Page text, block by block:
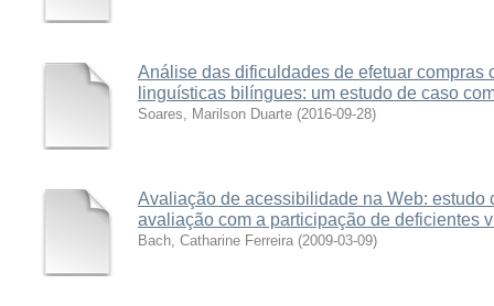
Análise das dificuldades de efetuar compras
linguísticas bilíngues: um estudo de caso
Soares, Marilson Duarte (2016-09-28)
Avaliação de acessibilidade na Web: estudo
avaliação com a participação de deficientes
Bach, Catharine Ferreira (2009-03-09)